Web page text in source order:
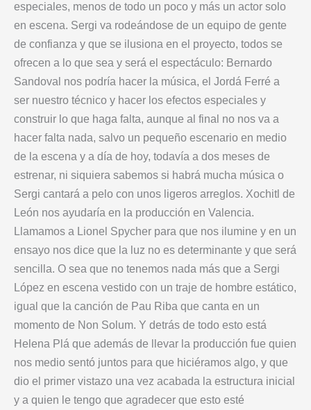
especiales, menos de todo un poco y más un actor solo
en escena. Sergi va rodeándose de un equipo de gente
de confianza y que se ilusiona en el proyecto, todos se
ofrecen a lo que sea y será el espectáculo: Bernardo
Sandoval nos podría hacer la música, el Jordá Ferré a
ser nuestro técnico y hacer los efectos especiales y
construir lo que haga falta, aunque al final no nos va a
hacer falta nada, salvo un pequeño escenario en medio
de la escena y a día de hoy, todavía a dos meses de
estrenar, ni siquiera sabemos si habrá mucha música o
Sergi cantará a pelo con unos ligeros arreglos. Xochitl de
León nos ayudaría en la producción en Valencia.
Llamamos a Lionel Spycher para que nos ilumine y en un
ensayo nos dice que la luz no es determinante y que será
sencilla. O sea que no tenemos nada más que a Sergi
López en escena vestido con un traje de hombre estático,
igual que la canción de Pau Riba que canta en un
momento de Non Solum. Y detrás de todo esto está
Helena Plá que además de llevar la producción fue quien
nos medio sentó juntos para que hiciéramos algo, y que
dio el primer vistazo una vez acabada la estructura inicial
y a quien le tengo que agradecer que esto esté